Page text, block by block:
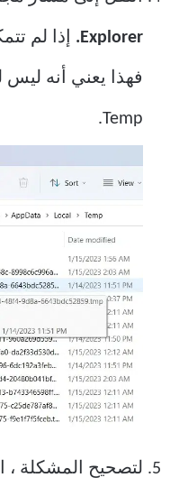
Explorer. إذا لم
فهذا يعني أنه
Temp.
لتصحيح المشكلة ،